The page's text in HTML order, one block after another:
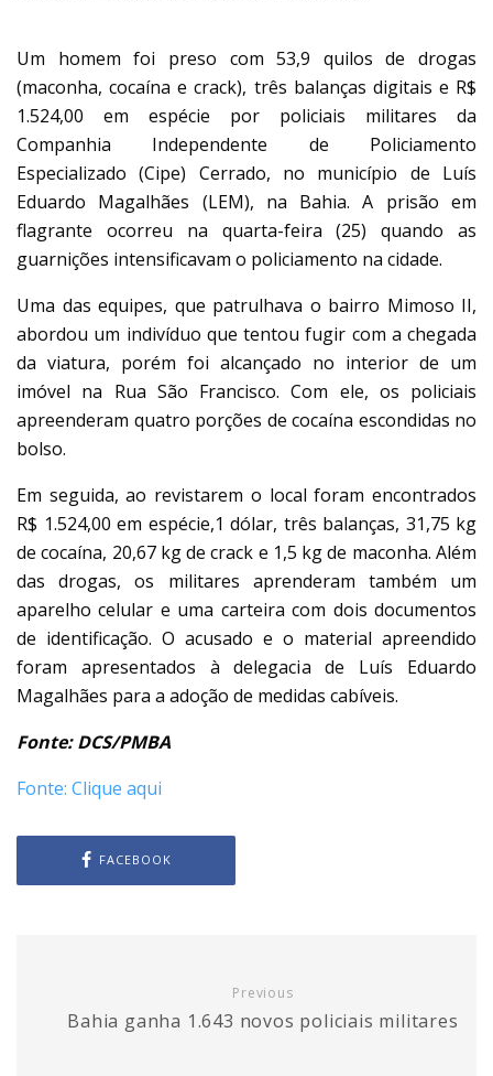
Um homem foi preso com 53,9 quilos de drogas
(maconha, cocaína e crack), três balanças digitais e R$
1.524,00 em espécie por policiais militares da
Companhia Independente de Policiamento
Especializado (Cipe) Cerrado, no município de Luís
Eduardo Magalhães (LEM), na Bahia. A prisão em
flagrante ocorreu na quarta-feira (25) quando as
guarnições intensificavam o policiamento na cidade.
Uma das equipes, que patrulhava o bairro Mimoso II,
abordou um indivíduo que tentou fugir com a chegada
da viatura, porém foi alcançado no interior de um
imóvel na Rua São Francisco. Com ele, os policiais
apreenderam quatro porções de cocaína escondidas no
bolso.
Em seguida, ao revistarem o local foram encontrados
R$ 1.524,00 em espécie,1 dólar, três balanças, 31,75 kg
de cocaína, 20,67 kg de crack e 1,5 kg de maconha. Além
das drogas, os militares aprenderam também um
aparelho celular e uma carteira com dois documentos
de identificação. O acusado e o material apreendido
foram apresentados à delegacia de Luís Eduardo
Magalhães para a adoção de medidas cabíveis.
Fonte: DCS/PMBA
Fonte: Clique aqui
FACEBOOK
Previous
Bahia ganha 1.643 novos policiais militares